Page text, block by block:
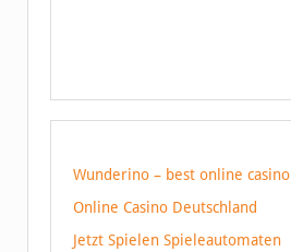
Wunderino – best online casino
Online Casino Deutschland
Jetzt Spielen Spieleautomaten